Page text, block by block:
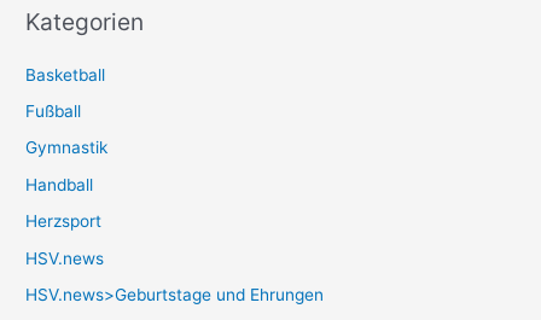
Kategorien
Basketball
Fußball
Gymnastik
Handball
Herzsport
HSV.news
HSV.news>Geburtstage und Ehrungen